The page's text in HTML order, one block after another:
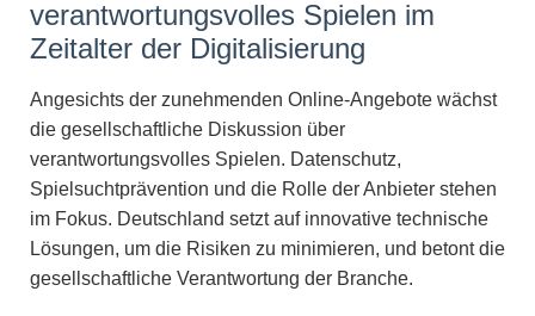
verantwortungsvolles Spielen im
Zeitalter der Digitalisierung
Angesichts der zunehmenden Online-Angebote wächst
die gesellschaftliche Diskussion über
verantwortungsvolles Spielen. Datenschutz,
Spielsuchtprävention und die Rolle der Anbieter stehen
im Fokus. Deutschland setzt auf innovative technische
Lösungen, um die Risiken zu minimieren, und betont die
gesellschaftliche Verantwortung der Branche.